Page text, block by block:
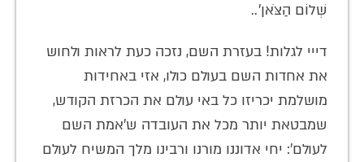
שְׁלוֹם הַצֹּאן'..
דייי לגלות! בעזרת השם, נזכה כעת לראות ולחוש
את אחדות השם בעולם כולו, אזי באחידות
מושלמת יכריזו כל באי עולם את הכרזת הקודש,
שמבטאת יותר מכל את העובדה ש'אמת השם
לעולם': יחי אדוננו מורנו ורבינו מלך המשיח לעולם